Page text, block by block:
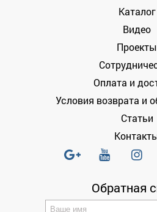
Каталог
Видео
Проекты
Оплата и
Условия возврата и
Статьи
Обратная